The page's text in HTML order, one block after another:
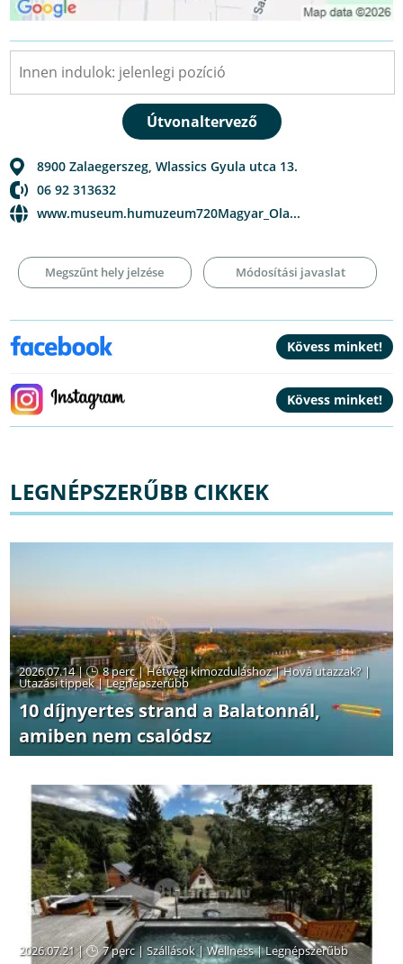
8900 Zalaegerszeg ,Wlassics Gyula utca 13.
06 92 313632
www.museum.humuzeum720Magyar_Ola...
Megszűnt hely jelzése Módosítási javaslat
LEGNÉPSZERŰBB CIKKEK
2026.07.14 | 8 perc|Hétvégi kimozduláshoz|Hová utazzak? |
Utazási tippek|Legnépszerűbb
10 díjnyertes strand a Balatonnál,
amiben nem csalódsz
2026.07.21 | 7 perc|Szállások|Wellness|Legnépszerűbb